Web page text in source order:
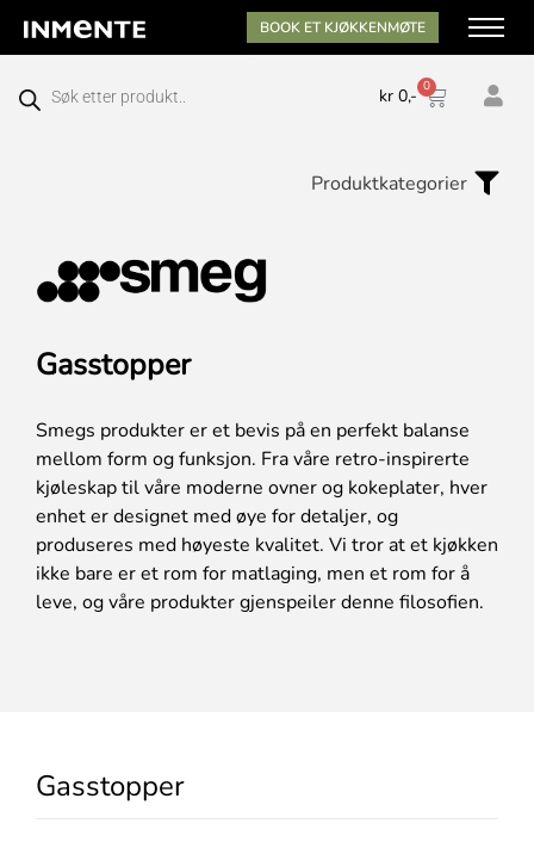
BOOK ET KJØKKENMØTE
kr0,- 0
Produktkategorier
Gasstopper
Smegs produkter er et bevis på en perfekt balanse
mellom form og funksjon. Fra våre retro-inspirerte
kjøleskap til våre moderne ovner og kokeplater, hver
enhet er designet med øye for detaljer, og
produseres med høyeste kvalitet. Vi tror at et kjøkken
ikke bare er et rom for matlaging, men et rom for å
leve, og våre produkter gjenspeiler denne filosofien.
Gasstopper